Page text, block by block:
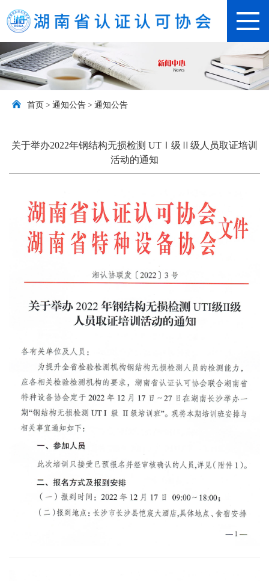
首页 > 通知公告 > 通知公告
关于举办2022年钢结构无损检测 UTⅠ级Ⅱ级人员取证培训
活动的通知